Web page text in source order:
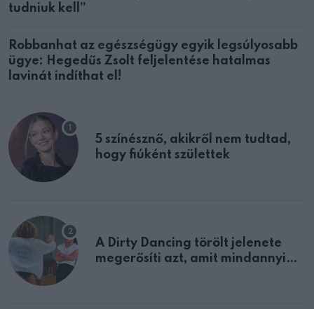
tudniuk kell”
Robbanhat az egészségügy egyik legsúlyosabb
ügye: Hegedűs Zsolt feljelentése hatalmas
lavinát indíthat el!
5 színésznő, akikről nem tudtad,
hogy fiúként születtek
A Dirty Dancing törölt jelenete
megerősíti azt, amit mindannyian